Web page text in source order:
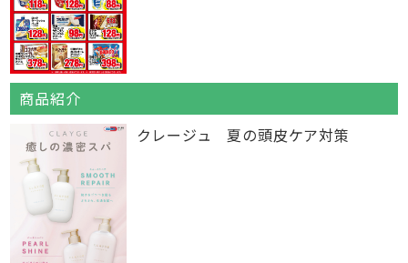
商品紹介
クレージュ 夏の頭皮ケア対策